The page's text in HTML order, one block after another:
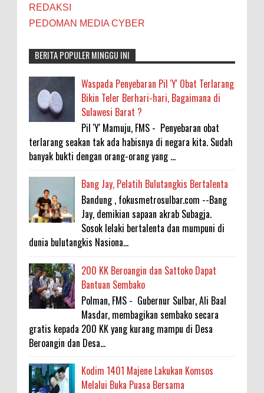
REDAKSI
PEDOMAN MEDIA CYBER
BERITA POPULER MINGGU INI
Waspada Penyebaran Pil 'Y' Obat Terlarang
Bikin Teler Berhari-hari, Bagaimana di
Sulawesi Barat ?
Pil 'Y' Mamuju, FMS - Penyebaran obat
terlarang seakan tak ada habisnya di negara kita. Sudah
banyak bukti dengan orang-orang yang ...
Bang Jay, Pelatih Bulutangkis Bertalenta
Bandung , fokusmetrosulbar.com --Bang
Jay, demikian sapaan akrab Subagja.
Sosok lelaki bertalenta dan mumpuni di
dunia bulutangkis Nasiona...
200 KK Beroangin dan Sattoko Dapat
Bantuan Sembako
Polman, FMS - Gubernur Sulbar, Ali Baal
Masdar, membagikan sembako secara
gratis kepada 200 KK yang kurang mampu di Desa
Beroangin dan Desa...
Kodim 1401 Majene Lakukan Komsos
Melalui Buka Puasa Bersama